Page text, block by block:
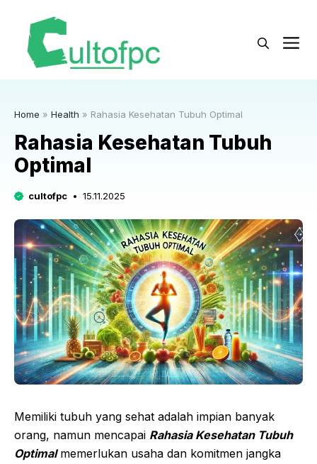
Home » Health » Rahasia Kesehatan Tubuh Optimal
Rahasia Kesehatan Tubuh
Optimal
cultofpc 15.11.2025
Memiliki tubuh yang sehat adalah impian banyak
orang, namun mencapai Rahasia Kesehatan Tubuh
Optimalmemerlukan usaha dan komitmen jangka